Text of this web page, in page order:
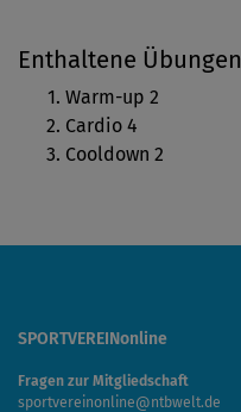
verbrennen Spaß!
Enthaltene Übungen
Warm-up 2
Cardio 4
Cooldown 2
SPORTVEREINonline
Fragen zur Mitgliedschaft
sportvereinonline@ntbwelt.de